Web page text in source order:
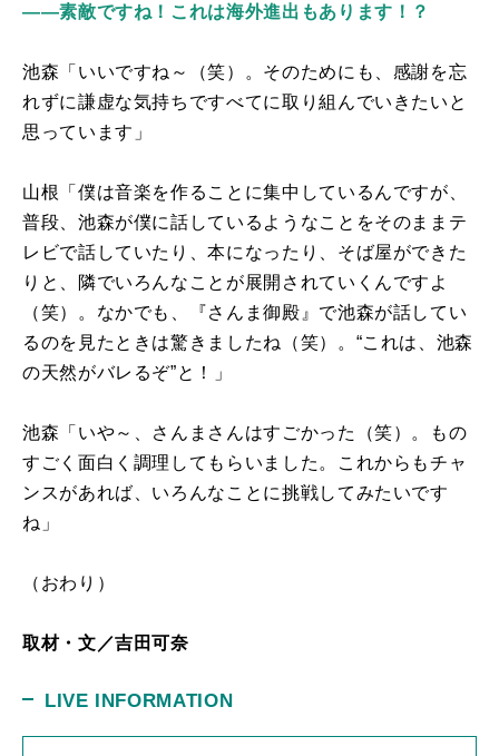
――素敵ですね！これは海外進出もあります！？
池森「いいですね～（笑）。そのためにも、感謝を忘
れずに謙虚な気持ちですべてに取り組んでいきたいと
思っています」
山根「僕は音楽を作ることに集中しているんですが、
普段、池森が僕に話しているようなことをそのままテ
レビで話していたり、本になったり、そば屋ができた
りと、隣でいろんなことが展開されていくんですよ
（笑）。なかでも、『さんま御殿』で池森が話してい
るのを見たときは驚きましたね（笑）。“これは、池森
の天然がバレるぞ”と！」
池森「いや～、さんまさんはすごかった（笑）。もの
すごく面白く調理してもらいました。これからもチャ
ンスがあれば、いろんなことに挑戦してみたいです
ね」
（おわり）
取材・文／吉田可奈
LIVE INFORMATION